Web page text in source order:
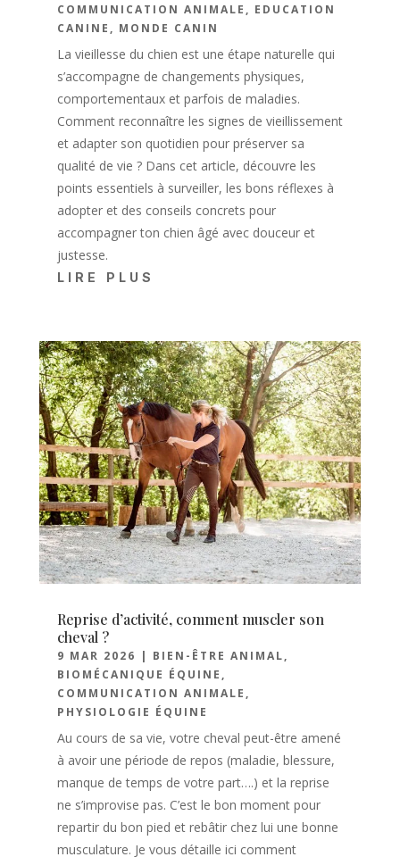
COMMUNICATION ANIMALE , EDUCATION
CANINE , MONDE CANIN
La vieillesse du chien est une étape naturelle qui
s’accompagne de changements physiques,
comportementaux et parfois de maladies.
Comment reconnaître les signes de vieillissement
et adapter son quotidien pour préserver sa
qualité de vie ? Dans cet article, découvre les
points essentiels à surveiller, les bons réflexes à
adopter et des conseils concrets pour
accompagner ton chien âgé avec douceur et
justesse.
LIRE PLUS
Reprise d’activité, comment muscler son
cheval ?
9 MAR 2026 | BIEN-ÊTRE ANIMAL,
BIOMÉCANIQUE ÉQUINE ,
COMMUNICATION ANIMALE ,
PHYSIOLOGIE ÉQUINE
Au cours de sa vie, votre cheval peut-être amené
à avoir une période de repos (maladie, blessure,
manque de temps de votre part….) et la reprise
ne s’improvise pas. C’est le bon moment pour
repartir du bon pied et rebâtir chez lui une bonne
musculature. Je vous détaille ici comment